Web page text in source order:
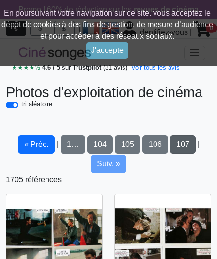
En poursuivant votre navigation sur ce site, vous acceptez le
dépôt de cookies à des fins de gestion, de mesure d’audience
et pour accéder à des réseaux sociaux.
J'accepte
Promo ! 60% de réduction sur lesrevues de cinéma
€ $ £ |
Identifiez-vous 0
★★★★½4.6 / 5surTrustpilot(31 avis) Voir tous les avis
Photos d'exploitation de cinéma
tri aléatoire
« Préc. 1… 104 105 106 107
Suiv. »
1705 références